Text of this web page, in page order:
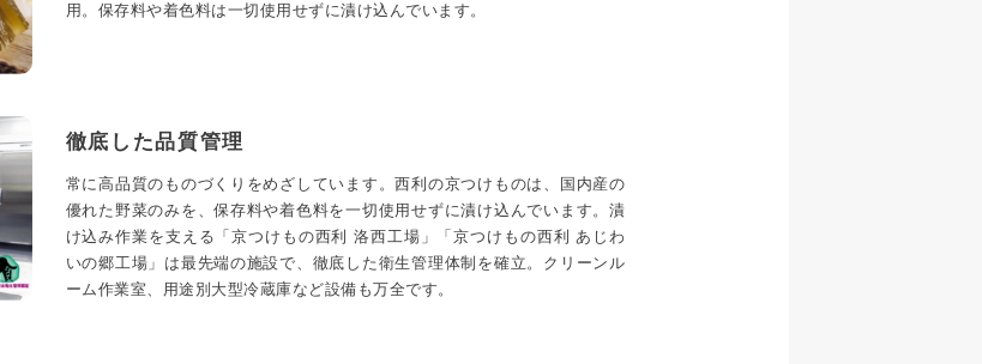
用。保存料や着色料は一切使用せずに漬け込んでいます。
徹底した品質管理
常に高品質のものづくりをめざしています。西利の京つけものは、国内産の
優れた野菜のみを、保存料や着色料を一切使用せずに漬け込んでいます。漬
け込み作業を支える「京つけもの西利 洛西工場」「京つけもの西利 あじわ
いの郷工場」は最先端の施設で、徹底した衛生管理体制を確立。クリーンル
ーム作業室、用途別大型冷蔵庫など設備も万全です。